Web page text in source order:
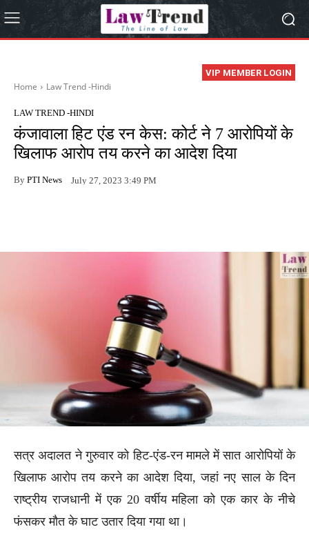
VIP MEMBER LOGIN
Home Law Trend -Hindi
LAW TREND -HINDI
कंजावाला हिट एंड रन केस: कोर्ट ने 7 आरोपियों के
खिलाफ आरोप तय करने का आदेश दिया
By PTI News July 27, 2023 3:49 PM
सत्र अदालत ने गुरुवार को हिट-एंड-रन मामले में सात आरोपियों के
खिलाफ आरोप तय करने का आदेश दिया, जहां नए साल के दिन
राष्ट्रीय राजधानी में एक 20 वर्षीय महिला को एक कार के नीचे
फंसकर मौत के घाट उतार दिया गया था।